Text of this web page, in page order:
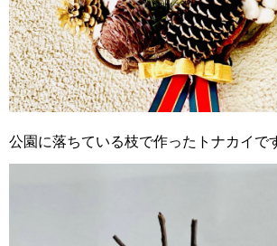
公園に落ちている枝で作ったトナカイで